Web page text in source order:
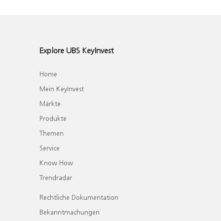
Explore UBS KeyInvest
Home
Mein KeyInvest
Märkte
Produkte
Themen
Service
Know How
Trendradar
Rechtliche Dokumentation
Bekanntmachungen